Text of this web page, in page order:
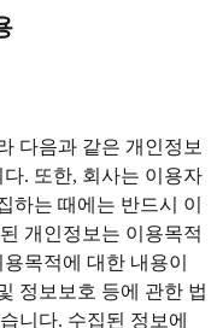
다음과 같은 개인정보
다. 또한, 회사는 이용자
하는 때에는 반드시 이
개인정보는 이용목적
목적에 대한 내용이
정보보호 등에 관한 법
니다. 수집된 정보에